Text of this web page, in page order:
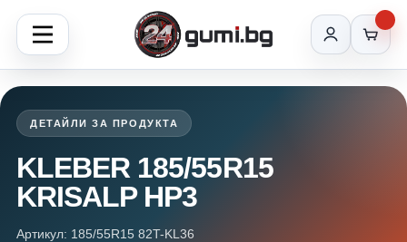
ДЕТАЙЛИ ЗА ПРОДУКТА
KLEBER 185/55R15
KRISALP HP3
Артикул: 185/55R15 82T-KL36